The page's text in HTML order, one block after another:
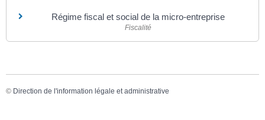
Régime fiscal et social de la micro-entreprise
Fiscalité
© Direction de l'information légale et administrative